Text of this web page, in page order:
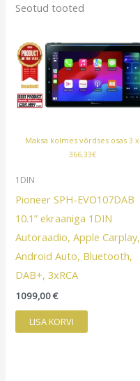
Seotud tooted
Maksa kolmes võrdses osas 3 x
366.33€
1DIN
Pioneer SPH-EVO107DAB
10.1” ekraaniga 1DIN
Autoraadio, Apple Carplay,
Android Auto, Bluetooth,
DAB+, 3xRCA
1099,00€
LISA KORVI